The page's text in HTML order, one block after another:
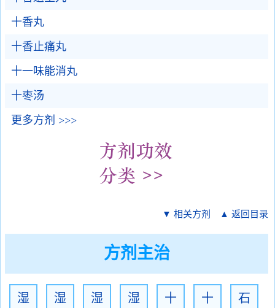
十香丸
十香止痛丸
十一味能消丸
十枣汤
更多方剂 >>>
▼ 相关方剂 ▲ 返回目录
方剂主治
湿
湿
湿
湿
十
十
石